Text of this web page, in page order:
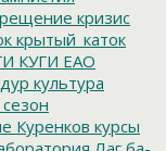
кризис
крытый_каток
КУГИ ЕАО
культура
Куренков курсы